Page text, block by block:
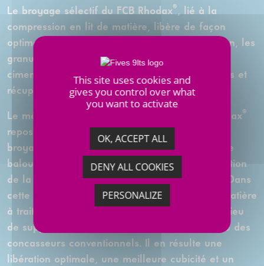
Le broyage sélectif du FCB Rhodax®, lié à la
compression en lit de matière, libère de façon
optimale les trois matériaux constituant le béton, les
granulats, le sable (0,125-2 mm) et la pâte de
ciment (0-0,125 mm), qui seront ensuite séparés et
récupérés.
Le mécanisme de fonctionnement du FCB Rhodax®
repose sur un mouvement relatif chambre de
broyage/cône entraîné par la rotation de quatre
balourds. Ils provoquent un mouvement de rotation
de la partie extérieure (chambre de broyage). Dans
cette technologie unique, les éléments de la matière
à traiter se compressent les uns les autres au lieu
de supporter un choc, comme dans la majorité des
concasseurs conventionnels. Il en résulte une
libération optimale, une meilleure cubicité et un
This site uses cookies and
gives you control over what
you want to activate
OK, ACCEPT ALL
DENY ALL COOKIES
PERSONALIZE